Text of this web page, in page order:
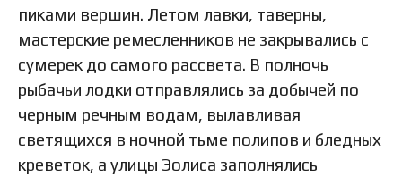
пиками вершин. Летом лавки, таверны,
мастерские ремесленников не закрывались с
сумерек до самого рассвета. В полночь
рыбачьи лодки отправлялись за добычей по
черным речным водам, вылавливая
светящихся в ночной тьме полипов и бледных
креветок, а улицы Эолиса заполнялись